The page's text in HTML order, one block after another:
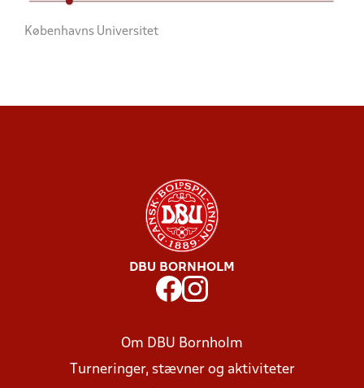
Københavns Universitet
DBU BORNHOLM
Om DBU Bornholm
Turneringer, stævner og aktiviteter